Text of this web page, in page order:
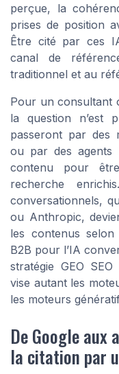
perçue, la
prises de position
Être cité par ces
canal de
traditionnel et au
Pour un consultant
la question n’est
passeront par des
ou par des agents
contenu pour
recherche
conversationnels,
ou Anthropic,
les contenus
B2B pour l’IA
stratégie GEO
vise autant les
les moteurs
De Google aux
la citation par